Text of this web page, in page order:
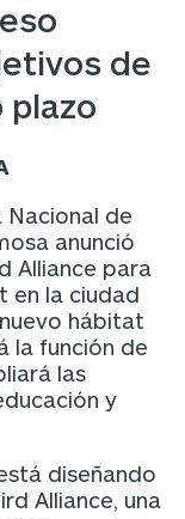
de
plazo
Nacional de
anunció
Alliance para
en la ciudad
hábitat
la función de
las
y
diseñando
Alliance, una